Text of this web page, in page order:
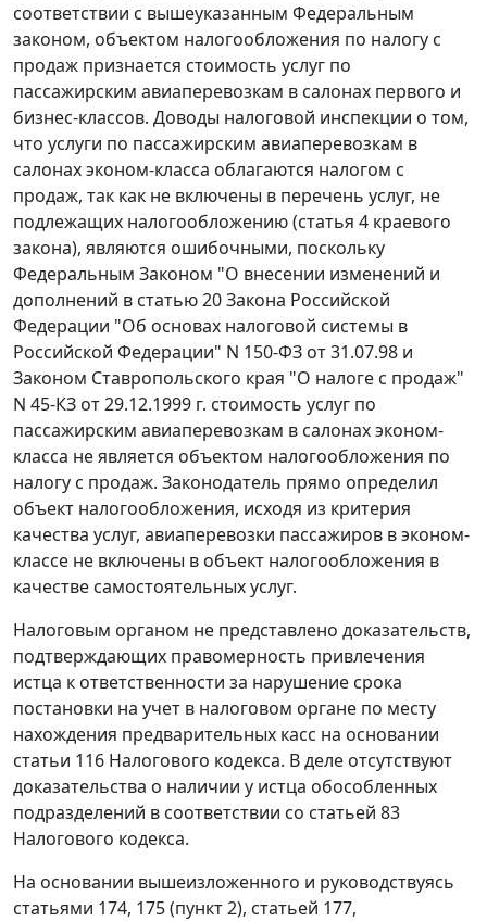
соответствии с вышеуказанным Федеральным
законом, объектом налогообложения по налогу с
продаж признается стоимость услуг по
пассажирским авиаперевозкам в салонах первого и
бизнес-классов. Доводы налоговой инспекции о том,
что услуги по пассажирским авиаперевозкам в
салонах эконом-класса облагаются налогом с
продаж, так как не включены в перечень услуг, не
подлежащих налогообложению (статья 4 краевого
закона), являются ошибочными, поскольку
Федеральным Законом "О внесении изменений и
дополнений в статью 20Закона Российской
Федерации "Об основах налоговой системы в
Российской Федерации" N 150-ФЗ от 31.07.98 и
Законом Ставропольского края "О налоге с продаж"
N 45-КЗ от 29.12.1999 г. стоимость услуг по
пассажирским авиаперевозкам в салонах эконом-
класса не является объектом налогообложения по
налогу с продаж. Законодатель прямо определил
объект налогообложения, исходя из критерия
качества услуг, авиаперевозки пассажиров в эконом-
классе не включены в объект налогообложения в
качестве самостоятельных услуг.
Налоговым органом не представлено доказательств,
подтверждающих правомерность привлечения
истца к ответственности за нарушение срока
постановки на учет в налоговом органе по месту
нахождения предварительных касс на основании
статьи 116 Налогового кодекса. В деле отсутствуют
доказательства о наличии у истца обособленных
подразделений в соответствии со статьей 83
Налогового кодекса.
На основании вышеизложенного и руководствуясь
статьями 174, 175 (пункт 2), статьей 177,